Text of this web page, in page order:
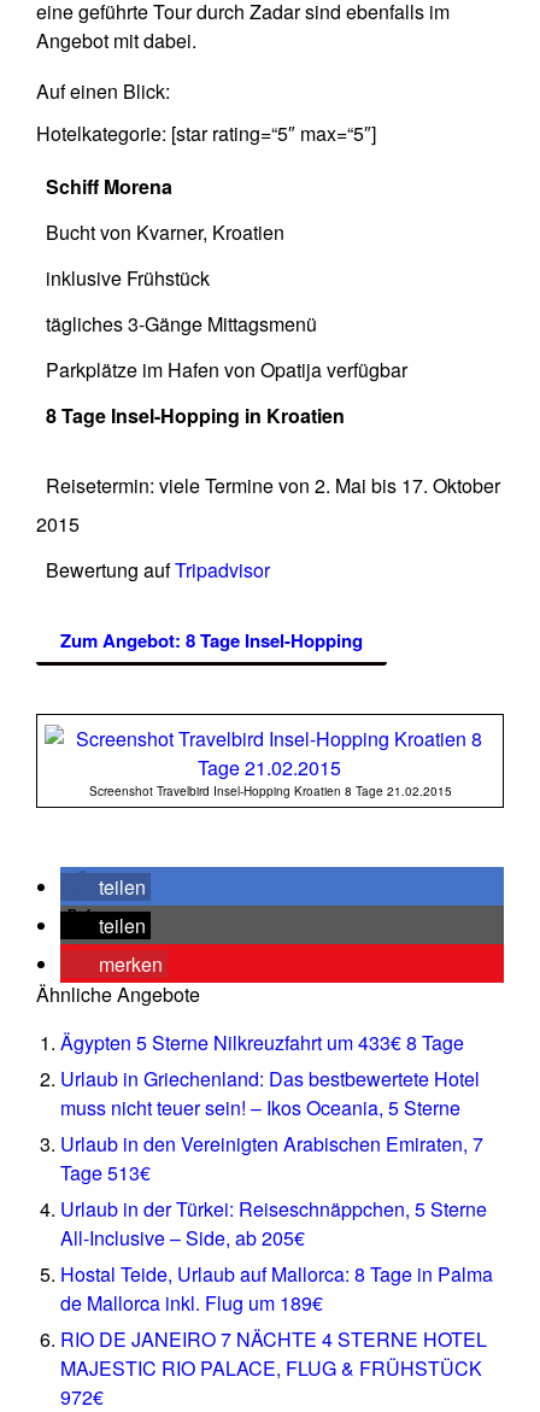
eine geführte Tour durch Zadar sind ebenfalls im
Angebot mit dabei.
Auf einen Blick:
Hotelkategorie: [star rating=“5″ max=“5″]
Schiff Morena
Bucht von Kvarner, Kroatien
inklusive Frühstück
tägliches 3-Gänge Mittagsmenü
Parkplätze im Hafen von Opatija verfügbar
8 Tage Insel-Hopping in Kroatien
Reisetermin: viele Termine von 2. Mai bis 17. Oktober
2015
Bewertung aufTripadvisor
Zum Angebot: 8 Tage Insel-Hopping
Screenshot Travelbird Insel-Hopping Kroatien 8 Tage 21.02.2015
teilen
teilen
merken
Ähnliche Angebote
Ägypten 5 Sterne Nilkreuzfahrt um 433€ 8 Tage
Urlaub in Griechenland: Das bestbewertete Hotel
muss nicht teuer sein! – Ikos Oceania, 5 Sterne
Urlaub in den Vereinigten Arabischen Emiraten, 7
Tage 513€
Urlaub in der Türkei: Reiseschnäppchen, 5 Sterne
All-Inclusive – Side, ab 205€
Hostal Teide, Urlaub auf Mallorca: 8 Tage in Palma
de Mallorca inkl. Flug um 189€
RIO DE JANEIRO 7 NÄCHTE 4 STERNE HOTEL
MAJESTIC RIO PALACE, FLUG & FRÜHSTÜCK
972€